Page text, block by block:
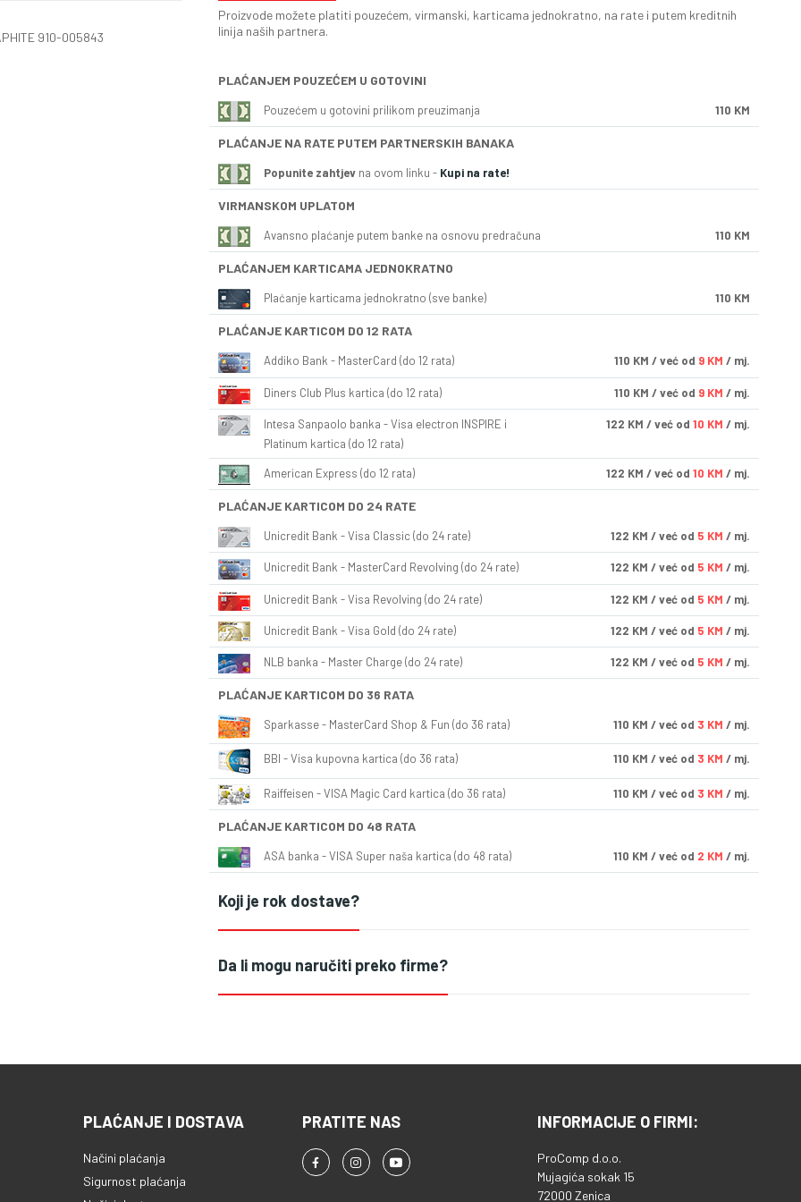
910-005843
Proizvode možete platiti pouzećem, virmanski, karticama jednokratno, na rate i putem kreditnih
linija naših partnera.
PLAĆANJEM POUZEĆEM U GOTOVINI
Pouzećem u gotovini prilikom preuzimanja 110 KM
PLAĆANJE NA RATE PUTEM PARTNERSKIH BANAKA
Popunite zahtjev na ovom linku - Kupi na rate!
VIRMANSKOM UPLATOM
Avansno plaćanje putem banke na osnovu predračuna 110 KM
PLAĆANJEM KARTICAMA JEDNOKRATNO
Plaćanje karticama jednokratno (sve banke) 110 KM
PLAĆANJE KARTICOM DO 12 RATA
Addiko Bank - MasterCard (do 12 rata) 110 KM / već od 9 KM / mj.
Diners Club Plus kartica (do 12 rata) 110 KM / već od 9 KM / mj.
Intesa Sanpaolo banka - Visa electron INSPIRE i
Platinum kartica (do 12 rata)
122 KM / već od 10 KM / mj.
American Express (do 12 rata) 122 KM / već od 10 KM / mj.
PLAĆANJE KARTICOM DO 24 RATE
Unicredit Bank - Visa Classic (do 24 rate) 122 KM / već od 5 KM / mj.
Unicredit Bank - MasterCard Revolving (do 24 rate) 122 KM / već od 5 KM / mj.
Unicredit Bank - Visa Revolving (do 24 rate) 122 KM / već od 5 KM / mj.
Unicredit Bank - Visa Gold (do 24 rate) 122 KM / već od 5 KM / mj.
NLB banka - Master Charge (do 24 rate) 122 KM / već od 5 KM / mj.
PLAĆANJE KARTICOM DO 36 RATA
Sparkasse - MasterCard Shop & Fun (do 36 rata) 110 KM / već od 3 KM / mj.
BBI - Visa kupovna kartica (do 36 rata) 110 KM / već od 3 KM / mj.
Raiffeisen - VISA Magic Card kartica (do 36 rata) 110 KM / već od 3 KM / mj.
PLAĆANJE KARTICOM DO 48 RATA
ASA banka - VISA Super naša kartica (do 48 rata) 110 KM / već od 2 KM / mj.
Koji je rok dostave?
Da li mogu naručiti preko firme?
PLAĆANJE I DOSTAVA
Načini plaćanja
Sigurnost plaćanja
PRATITE NAS INFORMACIJE O FIRMI:
ProComp d.o.o.
Mujagića sokak 15
72000 Zenica